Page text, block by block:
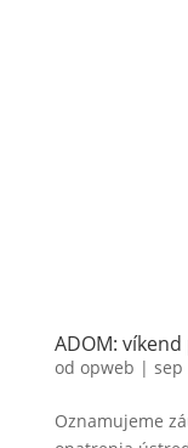
ADOM:
od opweb | sep
Oznamujeme